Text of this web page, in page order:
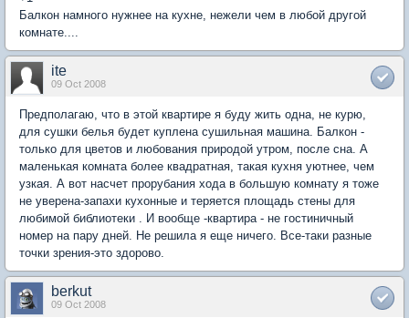
Балкон намного нужнее на кухне, нежели чем в любой другой
комнате....
ite
09 Oct 2008
Предполагаю, что в этой квартире я буду жить одна, не курю,
для сушки белья будет куплена сушильная машина. Балкон -
только для цветов и любования природой утром, после сна. А
маленькая комната более квадратная, такая кухня уютнее, чем
узкая. А вот насчет прорубания хода в большую комнату я тоже
не уверена-запахи кухонные и теряется площадь стены для
любимой библиотеки . И вообще -квартира - не гостиничный
номер на пару дней. Не решила я еще ничего. Все-таки разные
точки зрения-это здорово.
berkut
09 Oct 2008